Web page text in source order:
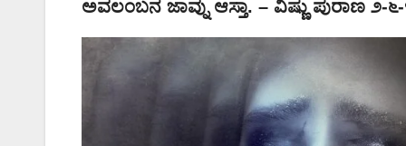
ಅವಲಂಬನ ಜಾವ್ನು ಆಸ್ತಾ. – ವಿಷ್ಣು ಪುರಾಣ ೨-